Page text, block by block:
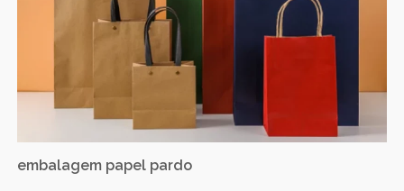
embalagem papel pardo